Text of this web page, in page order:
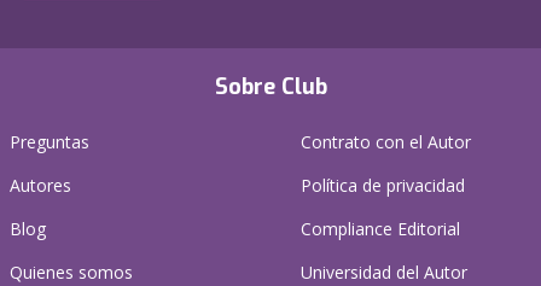
Sobre Club
Preguntas
Autores
Blog
Quienes somos
Contrato con el Autor
Política de privacidad
Compliance Editorial
Universidad del Autor